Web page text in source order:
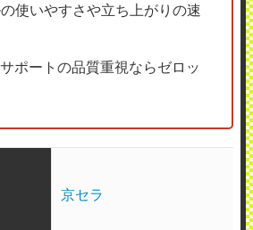
使いやすさや立ち上がりの速
ポートの品質重視ならゼロッ
京セラ